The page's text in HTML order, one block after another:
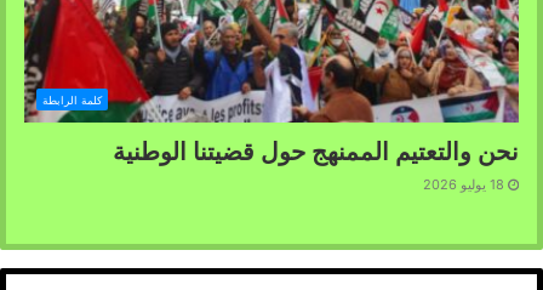
كلمة الرابطة
نحن والتعتيم الممنهج حول قضيتنا الوطنية
18 يوليو 2026